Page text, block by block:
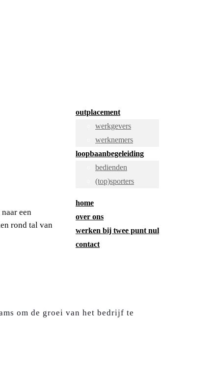
outplacement
werkgevers
werknemers
loopbaanbegeleiding
bedienden
(top)sporters
home
over ons
werken bij twee punt nul
contact
een
rond tal van
om de groei van het bedrijf te